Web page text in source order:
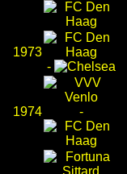
1973
-
1974 -